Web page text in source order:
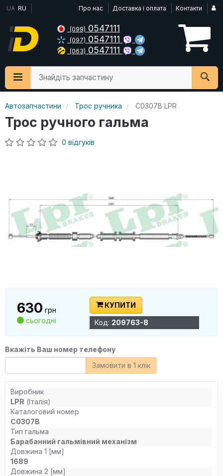
UA RU Про нас Доставка і оплата Контакти
(099) 0547111
(097) 0547111
(063) 0547111
Знайдіть запчастину
Автозапчастини Трос ручника C0307B LPR
Трос ручного гальма
0 відгуків
630 грн
сьогодні
КУПИТИ
Код: 209763-8
Вкажіть Ваш номер телефону
Замовити в 1 клік
Виробник
LPR (Італія)
Каталоговий номер
C0307B
Тип гальма
Барабанний гальмівний механізм
Довжина 1 [мм]
1689
Довжина 2 [мм]